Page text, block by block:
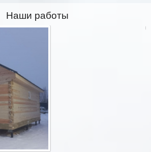
Наши работы